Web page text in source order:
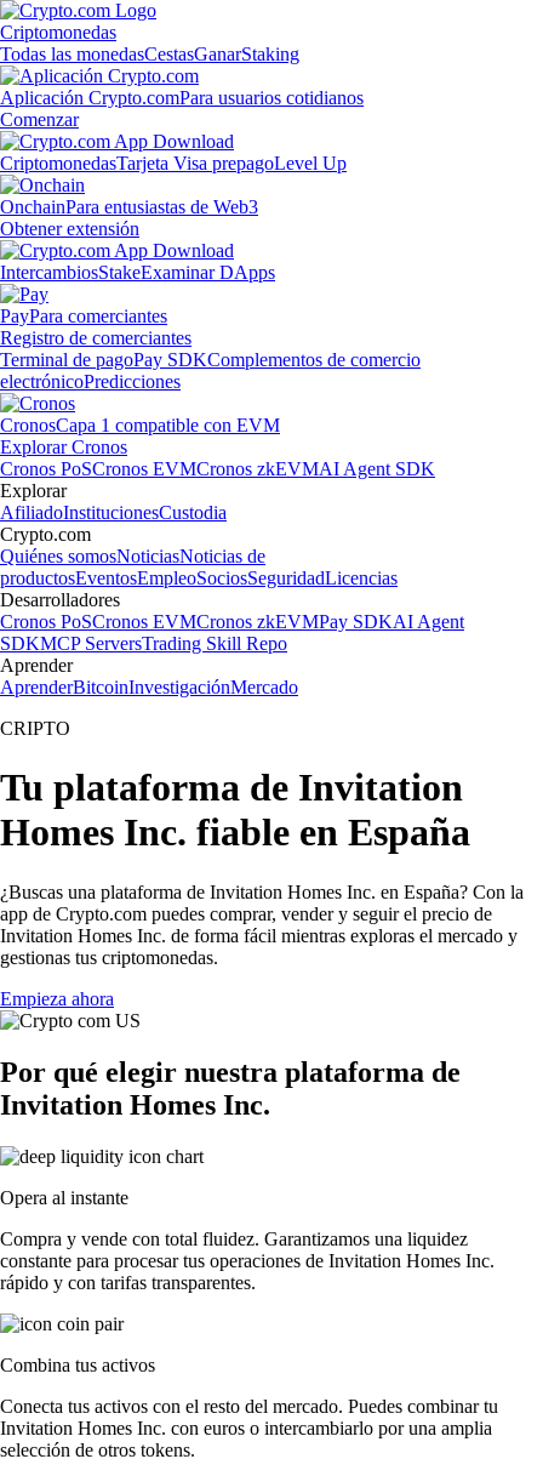
Criptomonedas
Todas las monedasCestasGanarStaking
Aplicación Crypto.comPara usuarios cotidianos
Comenzar
CriptomonedasTarjeta Visa prepagoLevel Up
OnchainPara entusiastas de Web3
Obtener extensión
IntercambiosStakeExaminar DApps
PayPara comerciantes
Registro de comerciantes
Terminal de pagoPay SDKComplementos de comercio
electrónicoPredicciones
CronosCapa 1 compatible con EVM
Explorar Cronos
Cronos PoSCronos EVMCronos zkEVMAI Agent SDK
Explorar
AfiliadoInstitucionesCustodia
Crypto.com
Quiénes somosNoticiasNoticias de
productosEventosEmpleoSociosSeguridadLicencias
Desarrolladores
Cronos PoSCronos EVMCronos zkEVMPay SDKAI Agent
SDKMCP ServersTrading Skill Repo
Aprender
AprenderBitcoinInvestigaciónMercado
CRIPTO
Tu plataforma de Invitation
Homes Inc. fiable en España
¿Buscas una plataforma de Invitation Homes Inc. en España? Con la
app de Crypto.com puedes comprar, vender y seguir el precio de
Invitation Homes Inc. de forma fácil mientras exploras el mercado y
gestionas tus criptomonedas.
Empieza ahora
Por qué elegir nuestra plataforma de
Invitation Homes Inc.
Opera al instante
Compra y vende con total fluidez. Garantizamos una liquidez
constante para procesar tus operaciones de Invitation Homes Inc.
rápido y con tarifas transparentes.
Combina tus activos
Conecta tus activos con el resto del mercado. Puedes combinar tu
Invitation Homes Inc. con euros o intercambiarlo por una amplia
selección de otros tokens.